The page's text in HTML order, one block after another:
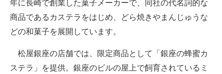
年に長崎で創業した菓子メーカーで、同社の代名詞的な
商品であるカステラをはじめ、どら焼きやまんじゅうな
どの和菓子を展開しています。
松屋銀座の店舗では、限定商品として「銀座の蜂蜜カ
ステラ」を提供。銀座のビルの屋上で飼育されているミ